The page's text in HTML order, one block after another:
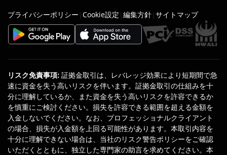
プライバシーポリシー | Cookie設定 | 編集方針| サイトマップ
リスク免責事項: 証拠金取引は、レバレッジ効果により短期間で急
速に資金を失う高いリスクを伴います。証拠金取引の仕組みを十
分に理解しているか、また資金を失う高いリスクを許容できるか
を慎重にご検討ください。損失を許容できる範囲を超える金額を
入金しないでください。なお、プロフェッショナルクライアント
の場合、損失が入金額を上回る可能性があります。本取引内容を
十分に理解できない場合は、当社のリスク警告ポリシーをご確認
いただくとともに、独立した専門家の助言を求めてください。本